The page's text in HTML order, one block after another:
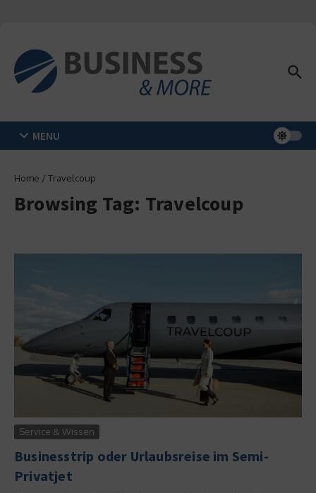
MENU
Home / Travelcoup
Browsing Tag: Travelcoup
Service & Wissen
Businesstrip oder Urlaubsreise im Semi-
Privatjet